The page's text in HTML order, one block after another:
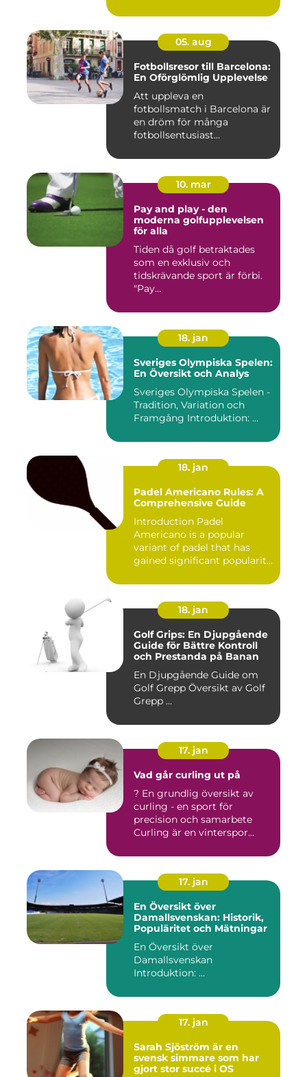
05. aug
Fotbollsresor till Barcelona:
En Oförglömlig Upplevelse
Att uppleva en
fotbollsmatch i Barcelona är
en dröm för många
fotbollsentusiast...
10. mar
Pay and play - den
moderna golfupplevelsen
för alla
Tiden då golf betraktades
som en exklusiv och
tidskrävande sport är förbi.
"Pay...
18. jan
Sveriges Olympiska Spelen:
En Översikt och Analys
Sveriges Olympiska Spelen -
Tradition, Variation och
Framgång Introduktion: ...
18. jan
Padel Americano Rules: A
Comprehensive Guide
Introduction Padel
Americano is a popular
variant of padel that has
gained significant popularity
18. jan
Golf Grips: En Djupgående
Guide för Bättre Kontroll
och Prestanda på Banan
En Djupgående Guide om
Golf Grepp Översikt av Golf
Grepp ...
17. jan
Vad går curling ut på
? En grundlig översikt av
curling - en sport för
precision och samarbete
Curling är en vinterspor...
17. jan
En Översikt över
Damallsvenskan: Historik,
Populäritet och Mätningar
En Översikt över
Damallsvenskan
Introduktion: ...
17. jan
Sarah Sjöström är en
svensk simmare som har
gjort stor succé i OS